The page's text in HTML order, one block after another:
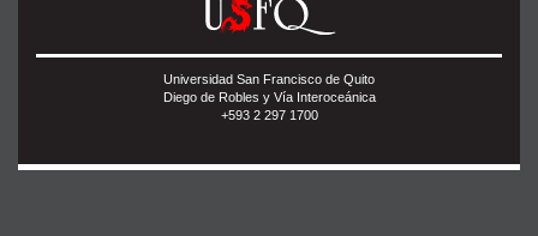
Universidad San Francisco de Quito
Diego de Robles y Vía Interoceánica
+593 2 297 1700